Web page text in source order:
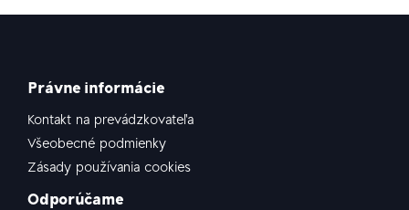
Právne informácie
Kontakt na prevádzkovateľa
Všeobecné podmienky
Zásady používania cookies
Odporúčame